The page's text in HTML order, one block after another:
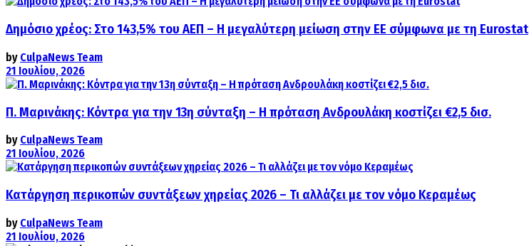
Δημόσιο χρέος: Στο 143,5% του ΑΕΠ – Η μεγαλύτερη μείωση στην ΕΕ σύμφωνα με τη Eurostat
by CulpaNews Team
21 Ιουλίου, 2026
Π. Μαρινάκης: Κόντρα για την 13η σύνταξη – Η πρόταση Ανδρουλάκη κοστίζει €2,5 δισ.
by CulpaNews Team
21 Ιουλίου, 2026
Κατάργηση περικοπών συντάξεων χηρείας 2026 – Τι αλλάζει με τον νόμο Κεραμέως
by CulpaNews Team
21 Ιουλίου, 2026